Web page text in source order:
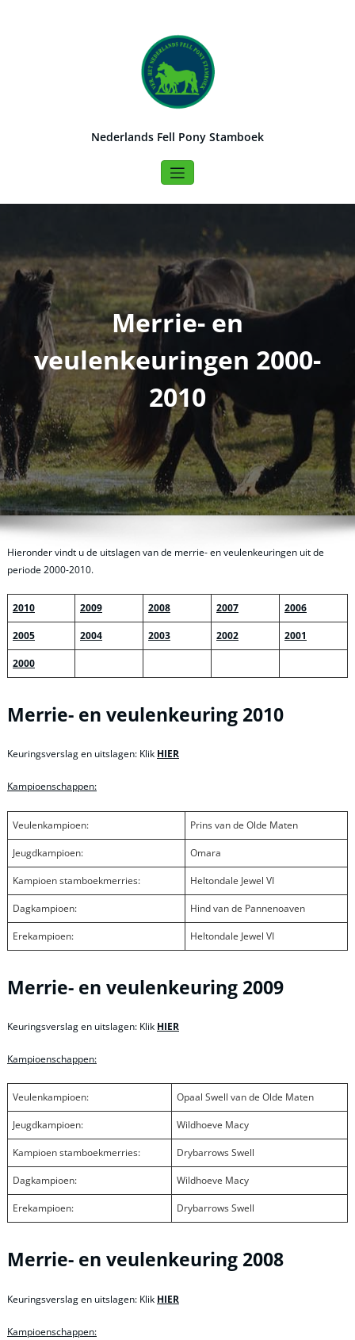
Nederlands Fell Pony Stamboek
Merrie- en
veulenkeuringen 2000-
2010
Hieronder vindt u de uitslagen van de merrie- en veulenkeuringen uit de
periode 2000-2010.
2010 2009 2008 2007 2006
2005 2004 2003 2002 2001
2000
Merrie- en veulenkeuring 2010
Keuringsverslag en uitslagen: Klik HIER
Kampioenschappen:
Veulenkampioen: Prins van de Olde Maten
Jeugdkampioen: Omara
Kampioen stamboekmerries: Heltondale Jewel VI
Dagkampioen: Hind van de Pannenoaven
Erekampioen: Heltondale Jewel VI
Merrie- en veulenkeuring 2009
Keuringsverslag en uitslagen: Klik HIER
Kampioenschappen:
Veulenkampioen: Opaal Swell van de Olde Maten
Jeugdkampioen: Wildhoeve Macy
Kampioen stamboekmerries: Drybarrows Swell
Dagkampioen: Wildhoeve Macy
Erekampioen: Drybarrows Swell
Merrie- en veulenkeuring 2008
Keuringsverslag en uitslagen: Klik HIER
Kampioenschappen: